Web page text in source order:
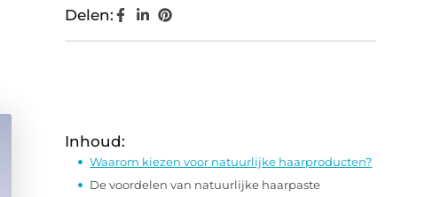
Delen:
Inhoud:
Waarom kiezen voor natuurlijke haarproducten?
De voordelen van natuurlijke haarpaste